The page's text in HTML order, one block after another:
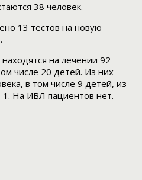
38 человек.
13 тестов на новую
на лечении 92
числе 20 детей. Из них
в том числе 9 детей, из
На ИВЛ пациентов нет.